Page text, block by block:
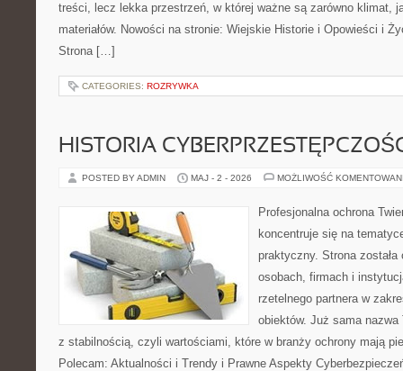
treści, lecz lekka przestrzeń, w której ważne są zarówno klimat,
materiałów. Nowości na stronie: Wiejskie Historie i Opowieści i
Strona […]
CATEGORIES: ROZRYWKA
HISTORIA
POSTED BY ADMIN MAJ - 2 - 2026 MOŻLIWOŚĆ
Profesjonalna ochrona
koncentruje się na
praktyczny. Strona
osobach, firmach i
rzetelnego partnera w
obiektów. Już sama nazwa
z stabilnością, czyli wartościami, które w branży ochrony mają
Polecam: Aktualności i Trendy i Prawne Aspekty